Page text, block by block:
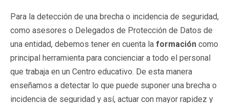
Para la detección de una brecha o incidencia de seguridad,
como asesores o Delegados de Protección de Datos de
una entidad, debemos tener en cuenta la formación como
principal herramienta para concienciar a todo el personal
que trabaja en un Centro educativo. De esta manera
enseñamos a detectar lo que puede suponer una brecha o
incidencia de seguridad y así, actuar con mayor rapidez y